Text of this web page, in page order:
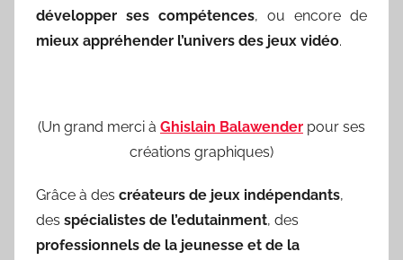
développer ses compétences, ou encore de
mieux appréhender l’univers des jeux vidéo.
(Un grand merci à Ghislain Balawender pour ses
créations graphiques)
Grâce à des créateurs de jeux indépendants,
des spécialistes de l’edutainment, des
professionnels de la jeunesse et de la